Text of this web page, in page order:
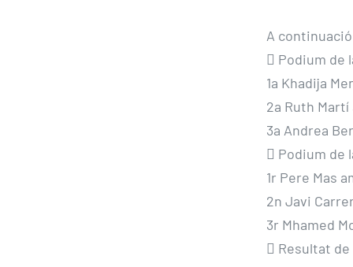
A
 Podium de
1a Khadija
2a Ruth
3a Andrea
 Podium de
1r Pere Mas
2n Javi
3r Mhamed
 Resultat de